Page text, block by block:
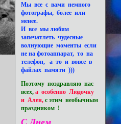
Мы все с вами немного
фотографы, более или
менее.
И все мы любим
запечатлеть чудесные
волнующие моменты если
не на фотоаппарат, то на
телефон, а то и вовсе в
файлах памяти )))
Поэтому поздравляю нас
всех,а особенно Людочку
и Ален,с этим необычным
праздником !
С Днем